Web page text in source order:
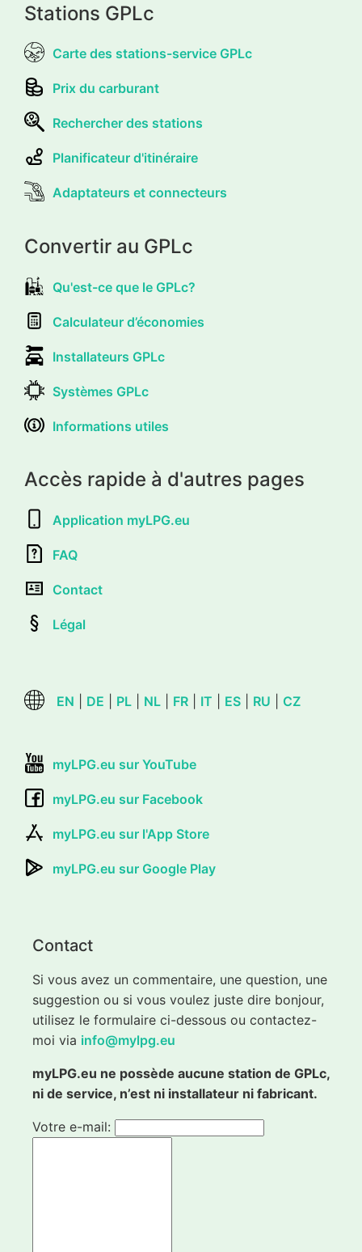
Stations GPLc
Carte des stations-service GPLc
Prix du carburant
Rechercher des stations
Planificateur d'itinéraire
Adaptateurs et connecteurs
Convertir au GPLc
Qu'est-ce que le GPLc?
Calculateur d’économies
Installateurs GPLc
Systèmes GPLc
Informations utiles
Accès rapide à d'autres pages
Application myLPG.eu
FAQ
Contact
Légal
EN DE PL NL FR IT ES RU CZ
myLPG.eu sur YouTube
myLPG.eu sur Facebook
myLPG.eu sur l'App Store
myLPG.eu sur Google Play
Contact
Si vous avez un commentaire, une question, une
suggestion ou si vous voulez juste dire bonjour,
utilisez le formulaire ci-dessous ou contactez-
moi via info@mylpg.eu
myLPG.eu ne possède aucune station de GPLc,
ni de service, n’est ni installateur ni fabricant.
Votre e-mail: